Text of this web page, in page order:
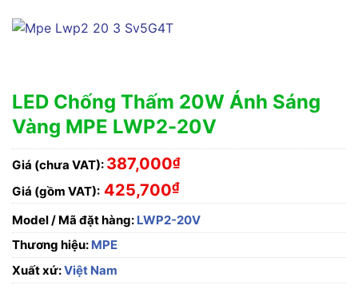
LED Chống Thấm 20W Ánh Sáng
Vàng MPE LWP2-20V
Giá (chưa VAT): 387,000₫
Giá (gồm VAT): 425,700₫
Model / Mã đặt hàng: LWP2-20V
Thương hiệu: MPE
Xuất xứ:Việt Nam